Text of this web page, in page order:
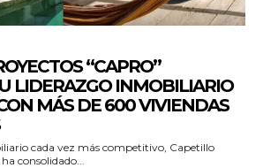
“CAPRO”
LIDERAZGO INMOBILIARIO
MÁS DE 600 VIVIENDAS
cada vez más competitivo, Capetillo
consolidado...